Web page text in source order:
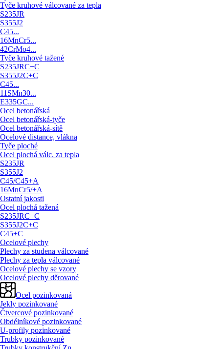
Tyče kruhové válcované za tepla
S235JR
S355J2
C45...
16MnCr5...
42CrMo4...
Tyče kruhové tažené
S235JRC+C
S355J2C+C
C45...
11SMn30...
E335GC...
Ocel betonářská
Ocel betonářská-tyče
Ocel betonářská-sítě
Ocelové distance, vlákna
Tyče ploché
Ocel plochá válc. za tepla
S235JR
S355J2
C45/C45+A
16MnCr5/+A
Ostatní jakosti
Ocel plochá tažená
S235JRC+C
S355J2C+C
C45+C
Ocelové plechy
Plechy za studena válcované
Plechy za tepla válcované
Ocelové plechy se vzory
Ocelové plechy děrované
Ocel pozinkovaná
Jekly pozinkované
Čtvercové pozinkované
Obdélníkové pozinkované
U-profily pozinkované
Trubky pozinkované